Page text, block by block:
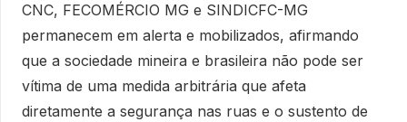
CNC, FECOMÉRCIO MG e SINDICFC-MG
permanecem em alerta e mobilizados, afirmando
que a sociedade mineira e brasileira não pode ser
vítima de uma medida arbitrária que afeta
diretamente a segurança nas ruas e o sustento de